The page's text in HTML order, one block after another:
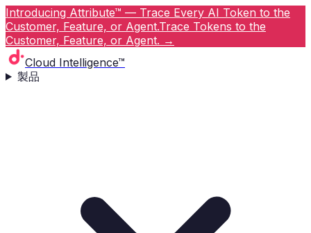
Introducing Attribute™ — Trace Every AI Token to the
Customer, Feature, or Agent.Trace Tokens to the
Customer, Feature, or Agent. →
Cloud Intelligence™
製品